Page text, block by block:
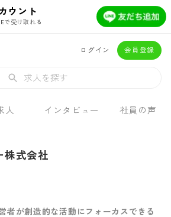
ウント
で受け取れる
ログイン 会員登録
求人を探す
人 インタビュー 社員の声
株式会社
者が創造的な活動にフォーカスできる